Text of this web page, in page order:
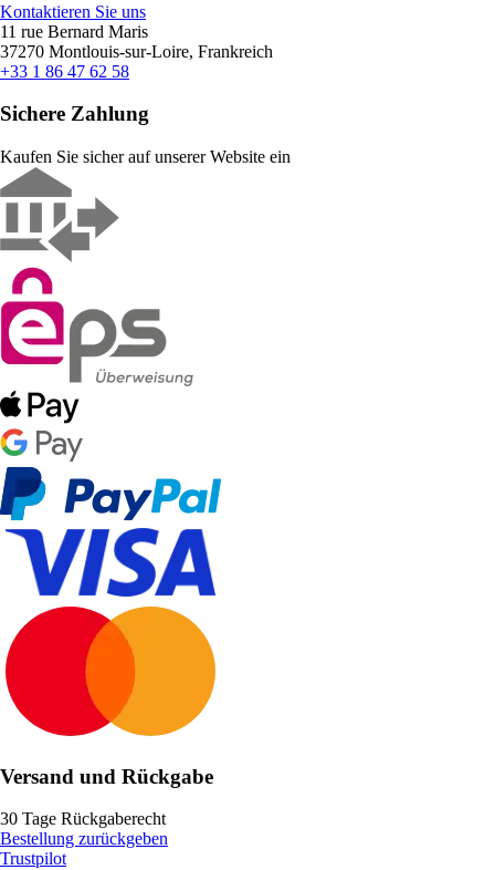
Kontaktieren Sie uns
11 rue Bernard Maris
37270 Montlouis-sur-Loire, Frankreich
+33 1 86 47 62 58
Sichere Zahlung
Kaufen Sie sicher auf unserer Website ein
Versand und Rückgabe
30 Tage Rückgaberecht
Bestellung zurückgeben
Trustpilot